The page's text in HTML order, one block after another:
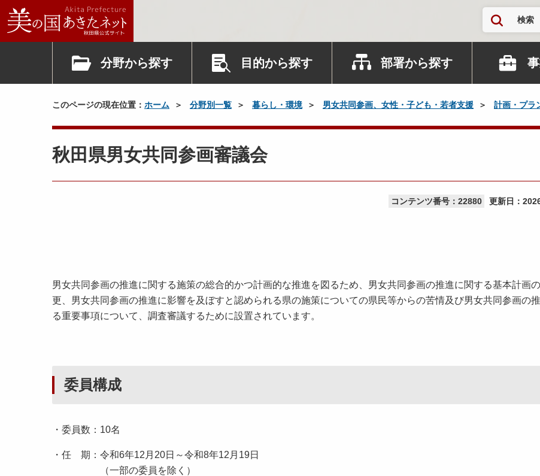
検索
分野から探す 目的から探す 部署から探す
このページの現在位置： ホーム 分野別一覧 暮らし・環境 男女共同参画、女性・子ども・若者支援 計画・プラ
秋田県男女共同参画審議会
コンテンツ番号：22880 更新日：
男女共同参画の推進に関する施策の総合的かつ計画的な推進を図るため、男女共同参画の推進に関する基本計画
更、男女共同参画の推進に影響を及ぼすと認められる県の施策についての県民等からの苦情及び男女共同参画の
る重要事項について、調査審議するために設置されています。
委員構成
・委員数：10名
・任 期：令和6年12月20日～令和8年12月19日
（一部の委員を除く）